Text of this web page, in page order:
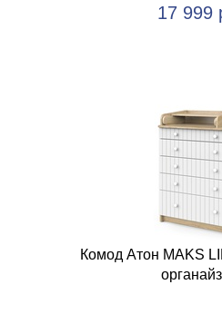
17 999
Комод Атон MAKS